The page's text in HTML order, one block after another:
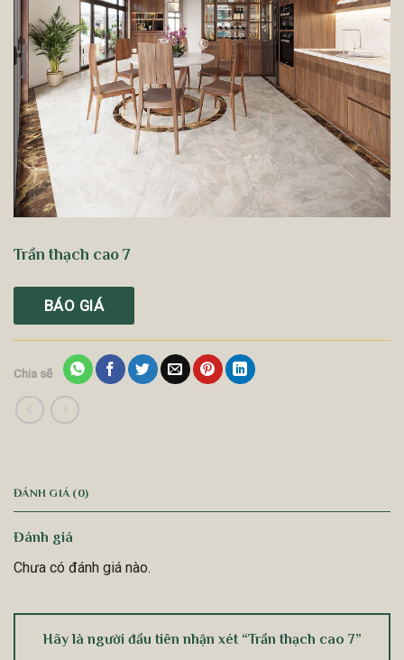
Trần thạch cao 7
BÁO GIÁ
Chia sẽ
ĐÁNH GIÁ (0)
Đánh giá
Chưa có đánh giá nào.
Hãy là người đầu tiên nhận xét “Trần thạch cao 7”